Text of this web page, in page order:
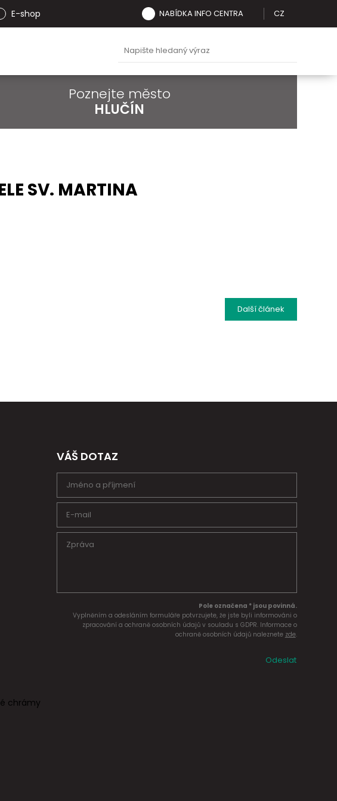
E-shop NABÍDKA INFO CENTRA CZ
Poznejte město
HLUČÍN
SV. MARTINA
Dalšíčlánek
VÁŠ DOTAZ
Pole označena * jsou povinná.
Vyplněním a odesláním formuláře potvrzujete, že jste byli informováni o
zpracování a ochraně osobních údajů v souladu s GDPR. Informace o
ochraně osobních údajů naleznete zde.
Odeslat